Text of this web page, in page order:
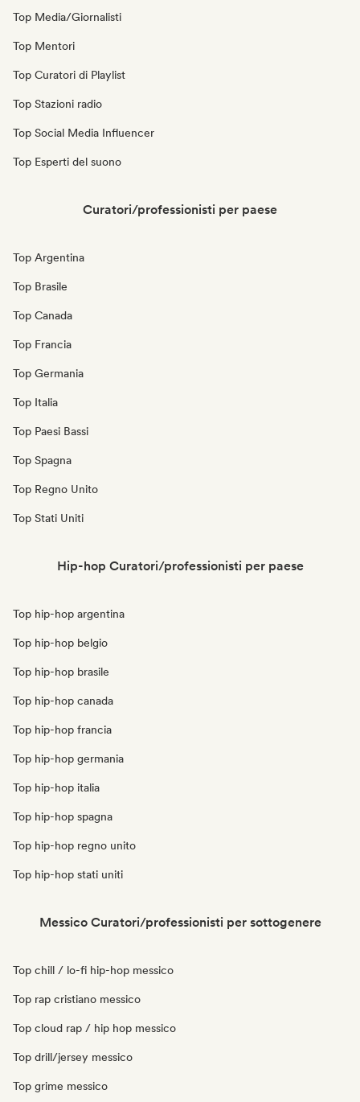
Top Media/Giornalisti
Top Mentori
Top Curatori di Playlist
Top Stazioni radio
Top Social Media Influencer
Top Esperti del suono
Curatori/professionisti per paese
Top Argentina
Top Brasile
Top Canada
Top Francia
Top Germania
Top Italia
Top Paesi Bassi
Top Spagna
Top Regno Unito
Top Stati Uniti
Hip-hop Curatori/professionisti per paese
Top hip-hop argentina
Top hip-hop belgio
Top hip-hop brasile
Top hip-hop canada
Top hip-hop francia
Top hip-hop germania
Top hip-hop italia
Top hip-hop spagna
Top hip-hop regno unito
Top hip-hop stati uniti
Messico Curatori/professionisti per sottogenere
Top chill / lo-fi hip-hop messico
Top rap cristiano messico
Top cloud rap / hip hop messico
Top drill/jersey messico
Top grime messico